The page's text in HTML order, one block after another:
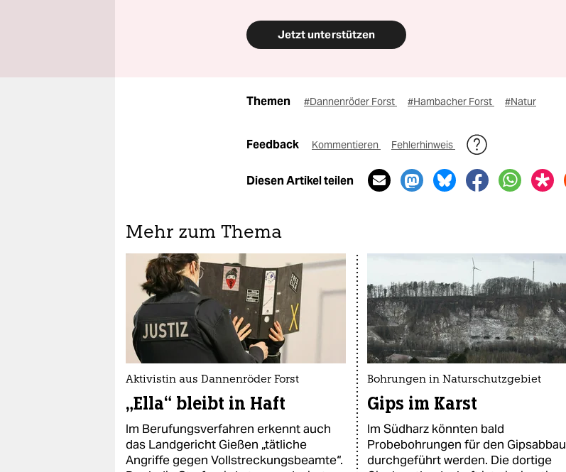
Jetzt unterstützen
Themen #Dannenröder Forst #Hambacher Forst #Natur
Feedback Kommentieren Fehlerhinweis
Diesen Artikel teilen
Mehr zum Thema
Aktivistin aus Dannenröder Forst
„Ella“ bleibt in Haft
Im Berufungsverfahren erkennt auch
das Landgericht Gießen „tätliche
Angriffe gegen Vollstreckungsbeamte“.
Bohrungen in Naturschutzgebiet
Gips im Karst
Im Südharz könnten bald
Probebohrungen für den Gipsabbau
durchgeführt werden. Die dortige